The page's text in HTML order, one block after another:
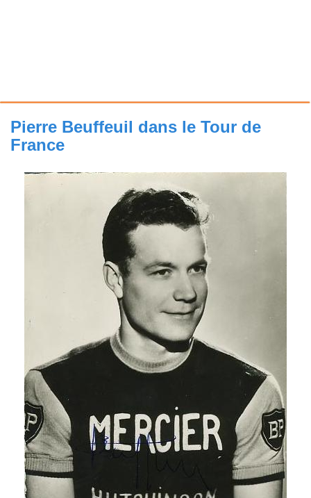
Pierre Beuffeuil dans le Tour de
France